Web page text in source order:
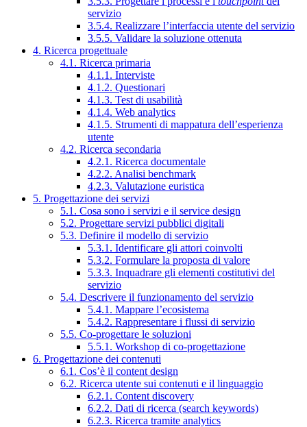
servizio
3.5.4. Realizzare l’interfaccia utente del servizio
3.5.5. Validare la soluzione ottenuta
4. Ricerca progettuale
4.1. Ricerca primaria
4.1.1. Interviste
4.1.2. Questionari
4.1.3. Test di usabilità
4.1.4. Web analytics
4.1.5. Strumenti di mappatura dell’esperienza
utente
4.2. Ricerca secondaria
4.2.1. Ricerca documentale
4.2.2. Analisi benchmark
4.2.3. Valutazione euristica
5. Progettazione dei servizi
5.1. Cosa sono i servizi e il service design
5.2. Progettare servizi pubblici digitali
5.3. Definire il modello di servizio
5.3.1. Identificare gli attori coinvolti
5.3.2. Formulare la proposta di valore
5.3.3. Inquadrare gli elementi costitutivi del
servizio
5.4. Descrivere il funzionamento del servizio
5.4.1. Mappare l’ecosistema
5.4.2. Rappresentare i flussi di servizio
5.5. Co-progettare le soluzioni
5.5.1. Workshop di co-progettazione
6. Progettazione dei contenuti
6.1. Cos’è il content design
6.2. Ricerca utente sui contenuti e il linguaggio
6.2.1. Content discovery
6.2.2. Dati di ricerca (search keywords)
6.2.3. Ricerca tramite analytics